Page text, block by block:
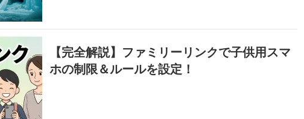
【完全解説】ファミリーリンクで子供用スマ
ホの制限＆ルールを設定！